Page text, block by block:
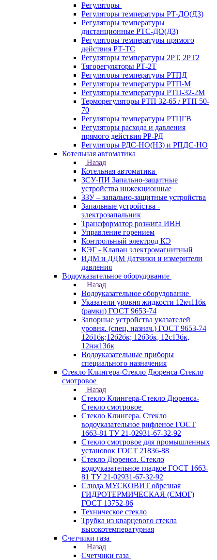
Регуляторы
Регуляторы температуры РТ-ДО(ДЗ)
Регуляторы температуры
дистанционные РТС-ДО(ДЗ)
Регуляторы температуры прямого
действия РТ-ТС
Регуляторы температуры 2РТ, 2РT2
Тягорегуляторы РТ-2Т
Регуляторы температуры РТПД
Регуляторы температуры РТП-M
Регуляторы температуры РТП-32-2М
Терморегуляторы РТП 32-65 / РТП 50-
70
Регуляторы температуры РТЦГВ
Регуляторы расхода и давления
прямого действия РР-РД
Регуляторы РДС-НО(НЗ) и РПДС-НО
Котельная автоматика
Назад
Котельная автоматика
ЗСУ-ПИ Запально-защитные
устройства инжекционные
ЗЗУ – запально-защитные устройства
Запальные устройства -
электрозапальник
Трансформатор розжига ИВН
Управление горением
Контрольный электрод КЭ
КЭГ - Клапан электромагнитный
ИДМ и ДДМ Датчики и измерители
давления
Водоуказательное оборудование
Назад
Водоуказательное оборудование
Указатели уровня жидкости 12кч11бк
(рамки) ГОСТ 9653-74
Запорные устройства указателей
уровня. (спец. назнач.) ГОСТ 9653-74
12б1бк;12б2бк; 12б3бк, 12с13бк,
12нж13бк
Водоуказательные приборы
специального назначения
Стекло Клингера-Стекло Дюренса-Стекло
смотровое
Назад
Стекло Клингера-Стекло Дюренса-
Стекло смотровое
Стекло Клингера. Стекло
водоуказательное рифленое ГОСТ
1663-81 ТУ 21-02931-67-32-92
Стекло смотровое для промышленных
установок ГОСТ 21836-88
Стекло Дюренса. Стекло
водоуказательное гладкое ГОСТ 1663-
81 ТУ 21-02931-67-32-92
Слюда МУСКОВИТ обрезная
ГИДРОТЕРМИЧЕСКАЯ (СМОГ)
ГОСТ 13752-86
Техническое стекло
Трубка из кварцевого стекла
высокотемпературная
Счетчики газа
Назад
Счетчики газа